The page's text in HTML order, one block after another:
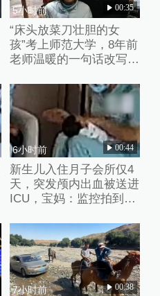
5小时前 00:35
“床头放菜刀壮胆的女
孩”考上师范大学，8年前
老师温暖的一句话改写了
6小时前 00:44
新生儿入住月子会所仅4
天，突发颅内出血被送进
ICU，宝妈：监控拍到护
7小时前 00:38